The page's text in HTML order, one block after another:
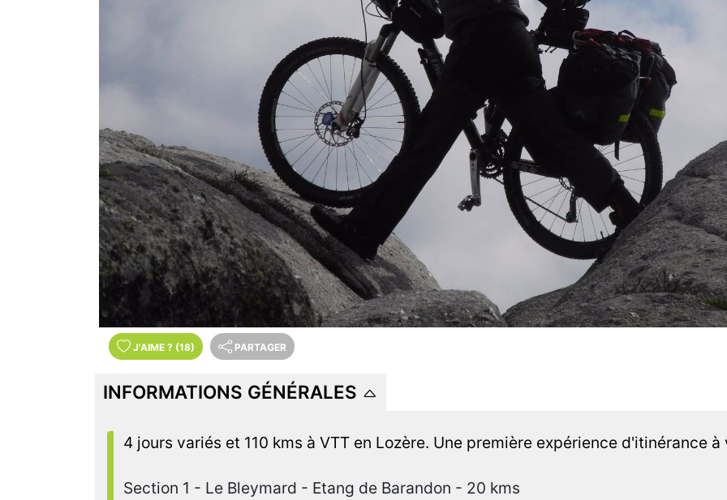
J'AIME ? (18) PARTAGER
INFORMATIONS GÉNÉRALES
4 jours variés et 110 kms à VTT en Lozère. Une première expérience d'itinérance
Section 1 - Le Bleymard - Etang de Barandon - 20 kms